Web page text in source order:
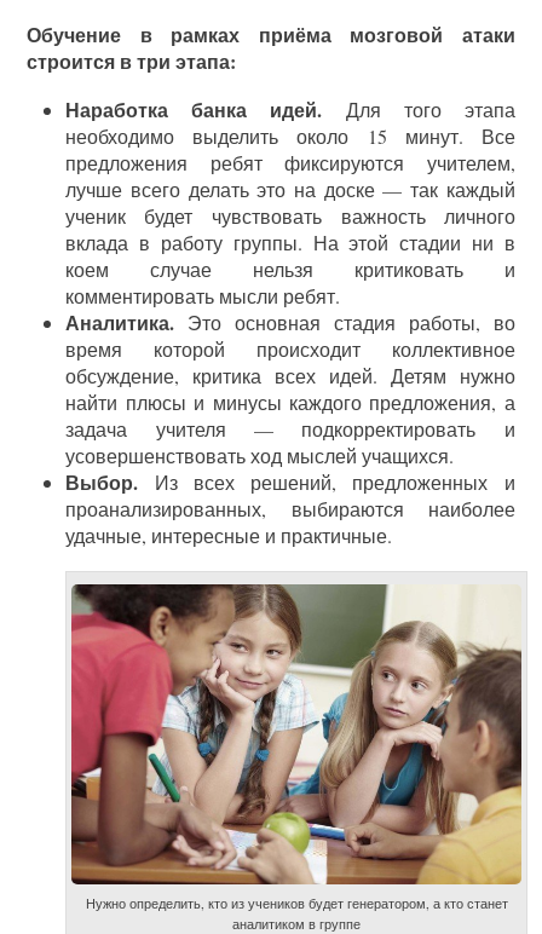
Обучение в рамках приёма мозговой атаки
строится в три этапа:
Наработка банка идей. Для того этапа
необходимо выделить около 15 минут. Все
предложения ребят фиксируются учителем,
лучше всего делать это на доске — так каждый
ученик будет чувствовать важность личного
вклада в работу группы. На этой стадии ни в
коем случае нельзя критиковать и
комментировать мысли ребят.
Аналитика. Это основная стадия работы, во
время которой происходит коллективное
обсуждение, критика всех идей. Детям нужно
найти плюсы и минусы каждого предложения, а
задача учителя — подкорректировать и
усовершенствовать ход мыслей учащихся.
Выбор. Из всех решений, предложенных и
проанализированных, выбираются наиболее
удачные, интересные и практичные.
Нужно определить, кто из учеников будет генератором, а кто станет
аналитиком в группе